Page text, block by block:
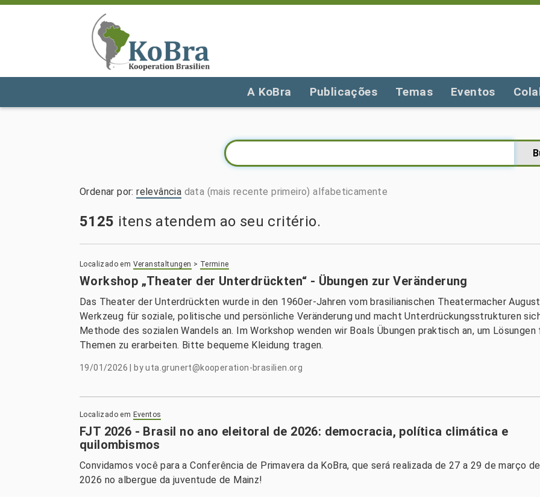
A KoBra Publicações Temas Eventos
Ordenar por:relevância data (mais recente primeiro) alfabeticamente
5125 itens atendem ao seu critério.
Localizado em Veranstaltungen > Termine
Workshop „Theater der Unterdrückten“ - Übungen zur Veränderung
Das Theater der Unterdrückten wurde in den 1960er-Jahren vom brasilianischen Theatermacher
Werkzeug für soziale, politische und persönliche Veränderung und macht Unterdrückungsstrukturen
Methode des sozialen Wandels an. Im Workshop wenden wir Boals Übungen praktisch an, um
Themen zu erarbeiten. Bitte bequeme Kleidung tragen.
19/01/2026 byuta.grunert@kooperation-brasilien.org
Localizado em Eventos
FJT 2026 - Brasil no ano eleitoral de 2026: democracia, política climática e
quilombismos
Convidamos você para a Conferência de Primavera da KoBra, que será realizada de 27 a 29 de março de
2026 no albergue da juventude de Mainz!